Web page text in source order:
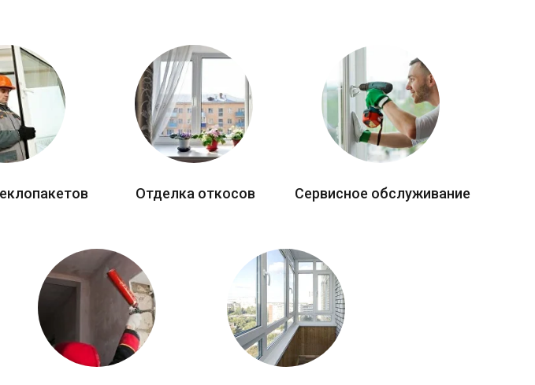
Отделка откосов Сервисное обслуживание